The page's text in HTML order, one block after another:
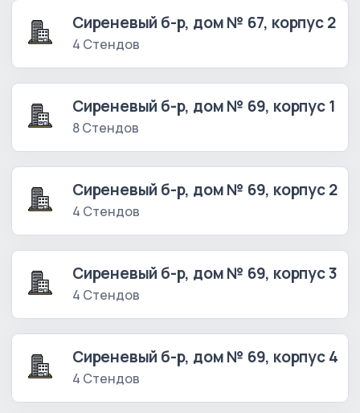
Сиреневый б-р, дом № 67, корпус 2
4 Стендов
Сиреневый б-р, дом № 69, корпус 1
8 Стендов
Сиреневый б-р, дом № 69, корпус 2
4 Стендов
Сиреневый б-р, дом № 69, корпус 3
4 Стендов
Сиреневый б-р, дом № 69, корпус 4
4 Стендов